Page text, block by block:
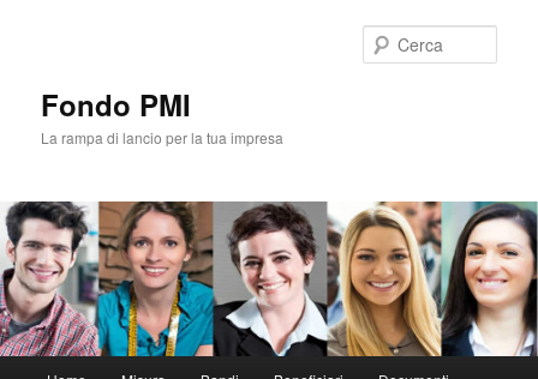
Fondo PMI
La rampa di lancio per la tua impresa